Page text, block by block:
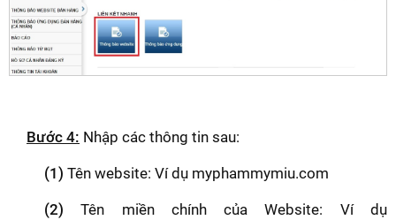
Bước 4: Nhập các thông tin sau:
(1) Tên website: Ví dụ myphammymiu.com
(2) Tên miền chính của Website: Ví dụ